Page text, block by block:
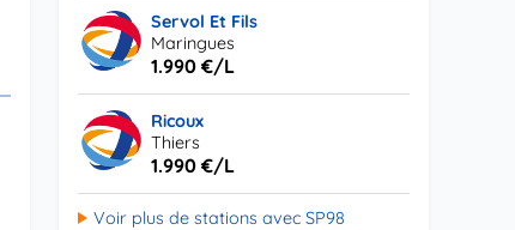
Servol Et Fils
Maringues
1.990 €/L
Ricoux
Thiers
1.990 €/L
Voir plus de stations avec SP98